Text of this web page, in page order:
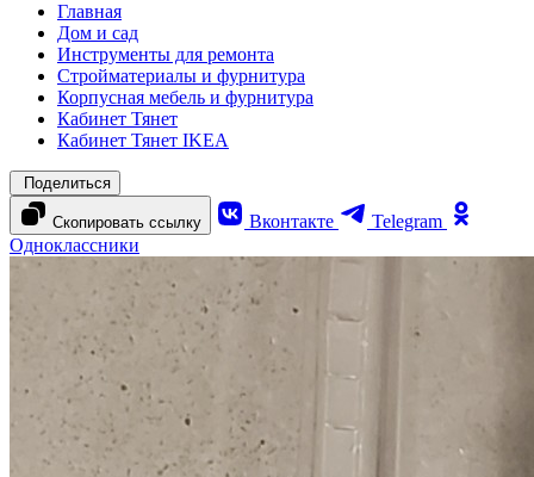
Главная
Дом и сад
Инструменты для ремонта
Стройматериалы и фурнитура
Корпусная мебель и фурнитура
Кабинет Тянет
Кабинет Тянет IKEA
Поделиться
Скопировать ссылку Вконтакте
Telegram
Одноклассники